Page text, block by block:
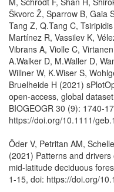
Škvorc Ž, Sparrow B, Gaia
Tang Z, Q.Tang C,
Martínez R, Vassilev K,
Vibrans A, Violle C,
A.Walker D, M.Waller D,
Willner W, K.Wiser S,
Bruelheide H (2021)
open-access, global
BIOGEOGR 30 (9): 1740-
https://doi.org/10.1111/
Öder V, Petritan AM,
(2021) Patterns and
mid-latitude deciduous
1-15, doi: https://doi.org/